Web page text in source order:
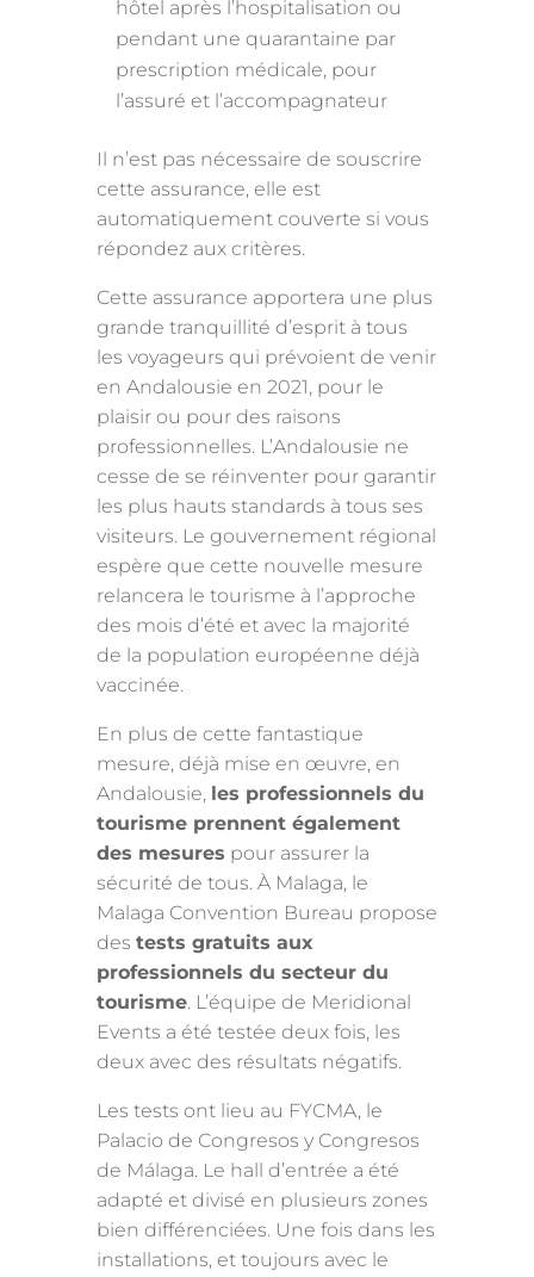
hôtel après l’hospitalisation ou
pendant une quarantaine par
prescription médicale, pour
l’assuré et l’accompagnateur
Il n’est pas nécessaire de souscrire
cette assurance, elle est
automatiquement couverte si vous
répondez aux critères.
Cette assurance apportera une plus
grande tranquillité d’esprit à tous
les voyageurs qui prévoient de venir
en Andalousie en 2021, pour le
plaisir ou pour des raisons
professionnelles. L’Andalousie ne
cesse de se réinventer pour garantir
les plus hauts standards à tous ses
visiteurs. Le gouvernement régional
espère que cette nouvelle mesure
relancera le tourisme à l’approche
des mois d’été et avec la majorité
de la population européenne déjà
vaccinée.
En plus de cette fantastique
mesure, déjà mise en œuvre, en
Andalousie, les professionnels du
tourisme prennent également
des mesures pour assurer la
sécurité de tous. À Malaga, le
Malaga Convention Bureau propose
des tests gratuits aux
professionnels du secteur du
tourisme. L’équipe de Meridional
Events a été testée deux fois, les
deux avec des résultats négatifs.
Les tests ont lieu au FYCMA, le
Palacio de Congresos y Congresos
de Málaga. Le hall d’entrée a été
adapté et divisé en plusieurs zones
bien différenciées. Une fois dans les
installations, et toujours avec le